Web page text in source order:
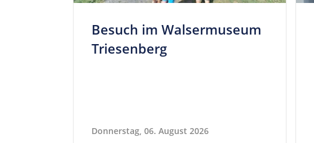
Besuch im Wal­ser­mu­seum
Triesenberg
Donnerstag, 06. August 2026